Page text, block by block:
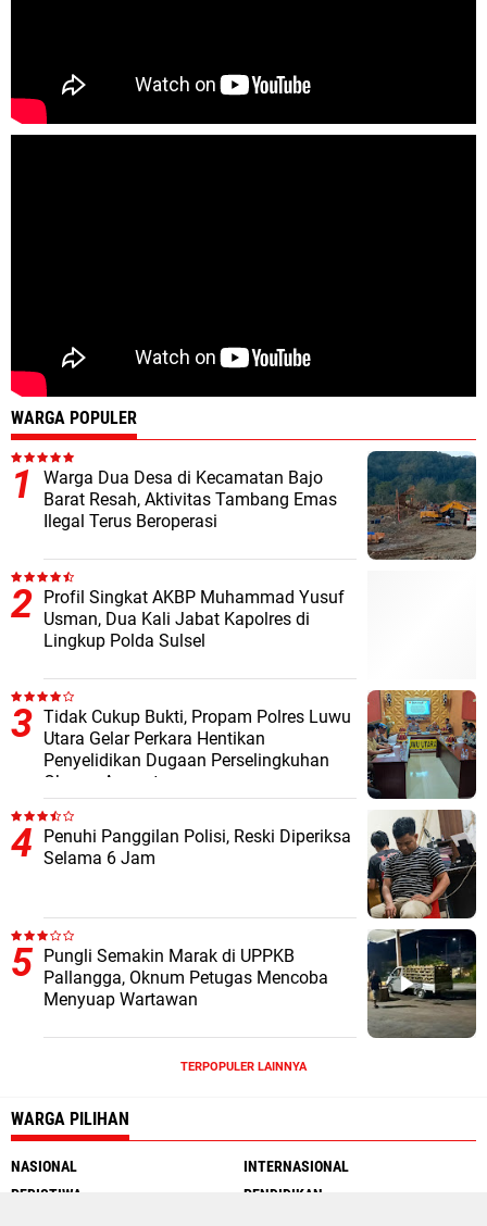
WARGA POPULER
Warga Dua Desa di Kecamatan Bajo
Barat Resah, Aktivitas Tambang Emas
Ilegal Terus Beroperasi
Profil Singkat AKBP Muhammad Yusuf
Usman, Dua Kali Jabat Kapolres di
Lingkup Polda Sulsel
Tidak Cukup Bukti, Propam Polres Luwu
Utara Gelar Perkara Hentikan
Penyelidikan Dugaan Perselingkuhan
Oknum Anggota
Penuhi Panggilan Polisi, Reski Diperiksa
Selama 6 Jam
Pungli Semakin Marak di UPPKB
Pallangga, Oknum Petugas Mencoba
Menyuap Wartawan
TERPOPULER LAINNYA
WARGA PILIHAN
NASIONAL
INTERNASIONAL
PERISTIWA
PENDIDIKAN